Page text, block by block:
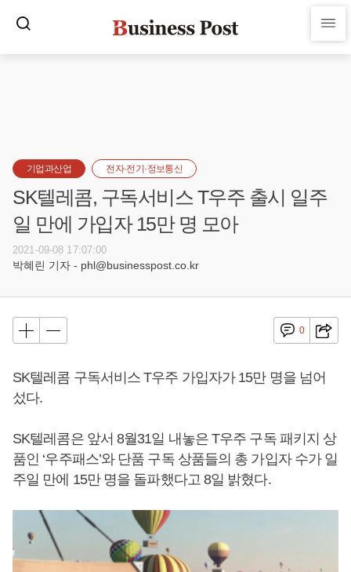
기업과산업 전자·전기·정보통신
SK텔레콤, 구독서비스 T우주 출시 일주
일 만에 가입자 15만 명 모아
2021-09-08 17:07:00
박혜린 기자 - phl@businesspost.co.kr
0
SK텔레콤 구독서비스 T우주 가입자가 15만 명을 넘어
섰다.
SK텔레콤은 앞서 8월31일 내놓은 T우주 구독 패키지 상
품인 ‘우주패스’와 단품 구독 상품들의 총 가입자 수가 일
주일 만에 15만 명을 돌파했다고 8일 밝혔다.